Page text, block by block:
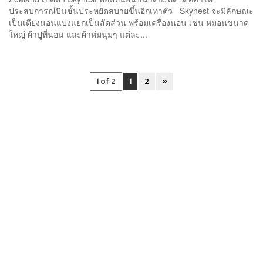
ประสบการณ์บินชั้นประหยัดสบายขึ้นอีกเท่าตัว Skynest จะมีลักษณะ
เป็นเตียงนอนแบ่งแยกเป็นสัดส่วน พร้อมเครื่องนอน เช่น หมอนขนาด
ใหญ่ ผ้าปูที่นอน และผ้าห่มนุ่มๆ แต่ละ...
1 of 2 1 2 »